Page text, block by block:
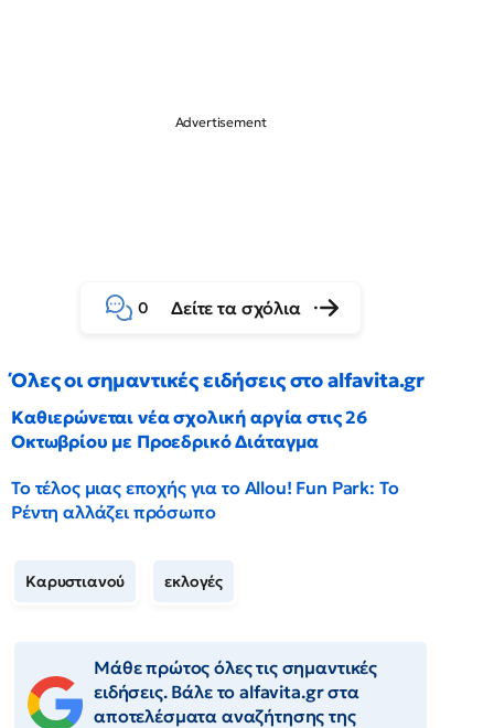
0 Δείτε τα σχόλια
Όλες οι σημαντικές ειδήσεις στο alfavita.gr
Καθιερώνεται νέα σχολική αργία στις 26
Οκτωβρίου με Προεδρικό Διάταγμα
Το τέλος μιας εποχής για το Allou! Fun Park: Το
Ρέντη αλλάζει πρόσωπο
Καρυστιανού εκλογές
Μάθε πρώτος όλες τις σημαντικές
ειδήσεις. Βάλε το alfavita.gr στα
αποτελέσματα αναζήτησης της